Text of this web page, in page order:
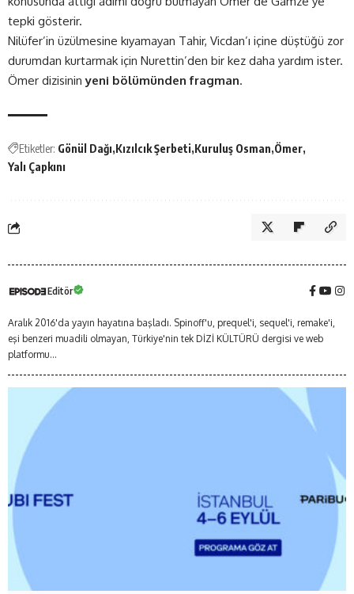
tepki gösterir.
Nilüfer’in üzülmesine kıyamayan Tahir, Vicdan’ı içine düştüğü zor
durumdan kurtarmak için Nurettin’den bir kez daha yardım ister.
Ömer dizisininyeni bölümünden fragman.
Etiketler: Gönül Dağı Kızılcık Şerbeti Kuruluş Osman Ömer
Yalı Çapkını
Editör
Aralık 2016'da yayın hayatına başladı. Spinoff'u, prequel'i, sequel'i, remake'i,
eşi benzeri muadili olmayan, Türkiye'nin tek DİZİ KÜLTÜRÜ dergisi ve web
platformu...